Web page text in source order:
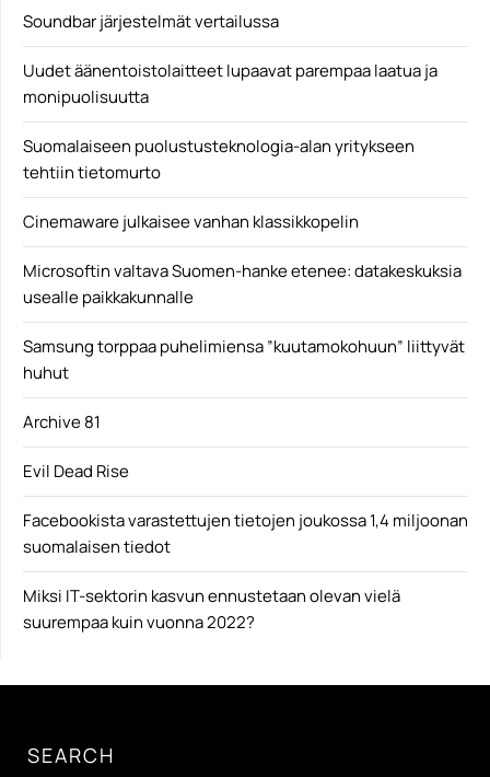
Soundbar järjestelmät vertailussa
Uudet äänentoistolaitteet lupaavat parempaa laatua ja
monipuolisuutta
Suomalaiseen puolustusteknologia-alan yritykseen
tehtiin tietomurto
Cinemaware julkaisee vanhan klassikkopelin
Microsoftin valtava Suomen-hanke etenee: datakeskuksia
usealle paikkakunnalle
Samsung torppaa puhelimiensa ”kuutamokohuun” liittyvät
huhut
Archive 81
Evil Dead Rise
Facebookista varastettujen tietojen joukossa 1,4 miljoonan
suomalaisen tiedot
Miksi IT-sektorin kasvun ennustetaan olevan vielä
suurempaa kuin vuonna 2022?
SEARCH